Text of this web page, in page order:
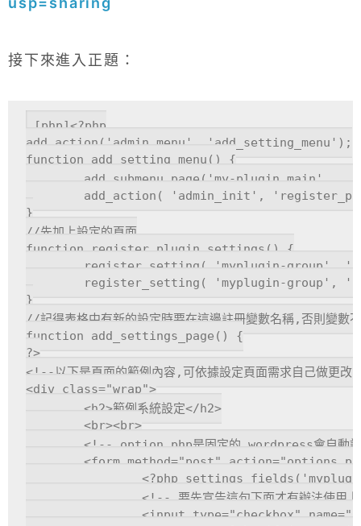
接下來進入正題：
[php]<?php
add_action('admin_menu', 'add_setting_menu');
function add_setting_menu() {
}
//先加上設定的頁面
function register_plugin_settings() {
}
//記得表格中有新的設定時要在這邊註冊變數名稱,否則變
function add_settings_page() {
?>
<!--以下是頁面的範例內容,可依據設定頁面需求自己做更
<div class="wrap">